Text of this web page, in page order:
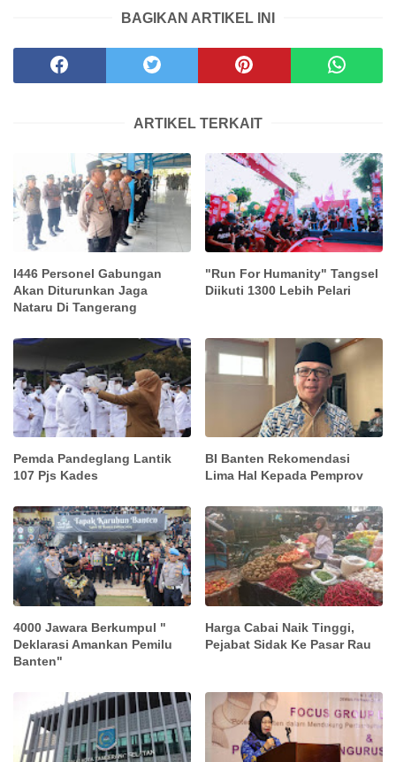
BAGIKAN ARTIKEL INI
ARTIKEL TERKAIT
I446 Personel Gabungan
Akan Diturunkan Jaga
Nataru Di Tangerang
"Run For Humanity" Tangsel
Diikuti 1300 Lebih Pelari
Pemda Pandeglang Lantik
107 Pjs Kades
BI Banten Rekomendasi
Lima Hal Kepada Pemprov
4000 Jawara Berkumpul "
Deklarasi Amankan Pemilu
Banten"
Harga Cabai Naik Tinggi,
Pejabat Sidak Ke Pasar Rau